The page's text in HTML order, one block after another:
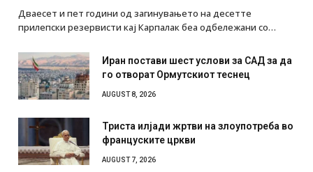
Дваесет и пет години од загинувањето на десетте
прилепски резервисти кај Карпалак беа одбележани со…
Иран постави шест услови за САД за да
го отворат Ормутскиот теснец
AUGUST 8, 2026
Триста илјади жртви на злоупотреба во
француските цркви
AUGUST 7, 2026